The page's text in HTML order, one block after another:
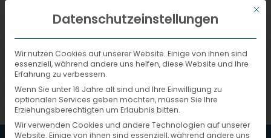
DEUTSCHMit
Datenschutzeinstellungen
Wir nutzen Cookies auf unserer Website. Einige von ihnen sind
essenziell, während andere uns helfen, diese Website und Ihre
Erfahrung zu verbessern.
Wenn Sie unter 16 Jahre alt sind und Ihre Einwilligung zu
optionalen Services geben möchten, müssen Sie Ihre
Erziehungsberechtigten um Erlaubnis bitten.
Wir verwenden Cookies und andere Technologien auf unserer
Website. Einige von ihnen sind essenziell, während andere uns